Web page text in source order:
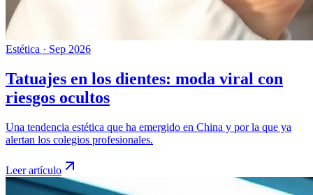
Estética · Sep 2026
Tatuajes en los dientes: moda viral con
riesgos ocultos
Una tendencia estética que ha emergido en China y por la que ya
alertan los colegios profesionales.
Leer artículo